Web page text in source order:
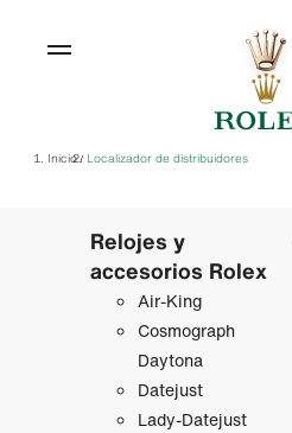
Inicio/ Localizador de distribuidores
Relojes y
accesorios Rolex
Air‑King
Cosmograph
Daytona
Datejust
Lady‑Datejust